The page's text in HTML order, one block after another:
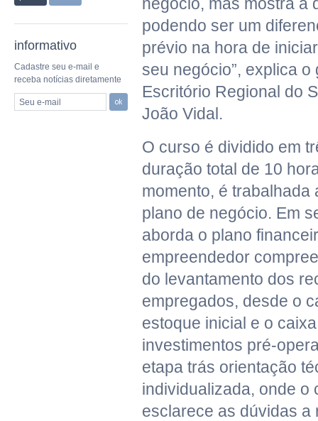
informativo
Cadastre seu e-mail e
receba notícias diretamente
Seu e-mail
podendo ser um
prévio na hora de
seu negócio”, explica o
Escritório Regional do
João Vidal.
O curso é dividido em
duração total de 10
momento, é trabalhada
plano de negócio. Em
aborda o plano
empreendedor
do levantamento dos
empregados, desde o
estoque inicial e o
investimentos pré-
etapa trás orientação
individualizada, onde o
esclarece as dúvidas a